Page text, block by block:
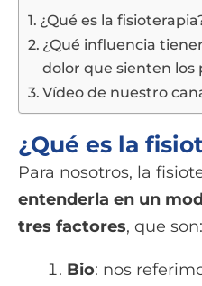
¿Qué es la
¿Qué influencia
dolor que sienten los
Vídeo de nuestro
¿Qué es la
Para nosotros, la
entenderla en un
tres factores, que
Bio: nos